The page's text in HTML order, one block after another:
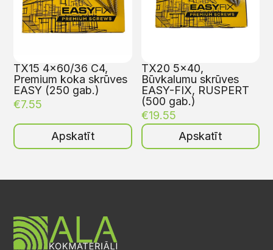
TX15 4×60/36 C4,
Premium koka skrūves
EASY (250 gab.)
€7.55
Apskatīt
TX20 5×40,
Būvkalumu skrūves
EASY-FIX, RUSPERT
(500 gab.)
€19.55
Apskatīt